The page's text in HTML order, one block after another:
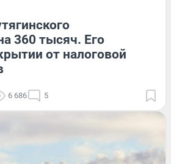
360 тысяч. Его
от налоговой
6 686 5